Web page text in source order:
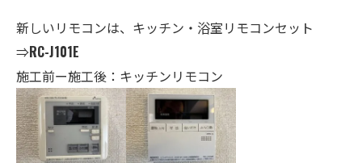
新しいリモコンは、キッチン・ 浴室リモコンセット
⇒RC-J101E
施工前ー施工後：キッチンリモコン